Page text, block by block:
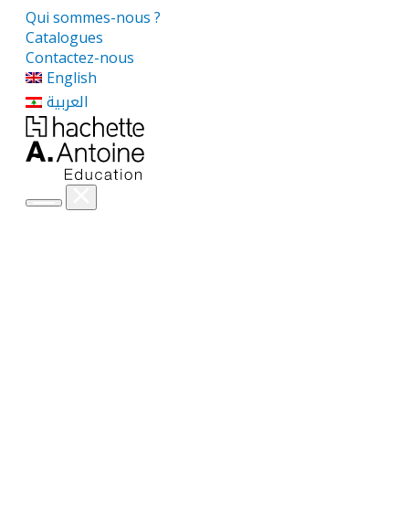
Qui sommes-nous ?
Catalogues
Contactez-nous
English
العربية